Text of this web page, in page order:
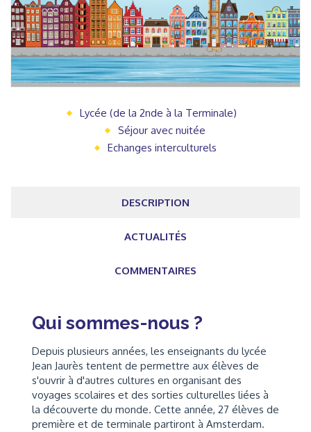
Lycée (de la 2nde à la Terminale)
Séjour avec nuitée
Echanges interculturels
DESCRIPTION
ACTUALITÉS
COMMENTAIRES
Qui sommes-nous ?
Depuis plusieurs années, les enseignants du lycée
Jean Jaurès tentent de permettre aux élèves de
s'ouvrir à d'autres cultures en organisant des
voyages scolaires et des sorties culturelles liées à
la découverte du monde. Cette année, 27 élèves de
première et de terminale partiront à Amsterdam.